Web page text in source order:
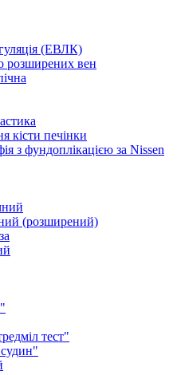
(ЕВЛК)
розширених вен
кісти печінки
з фундоплікацією за Nissen
(розширений)
тест"